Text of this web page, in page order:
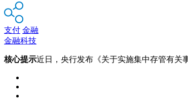
支付 金融
金融科技
核心提示近日，央行发布《关于实施集中存管有关